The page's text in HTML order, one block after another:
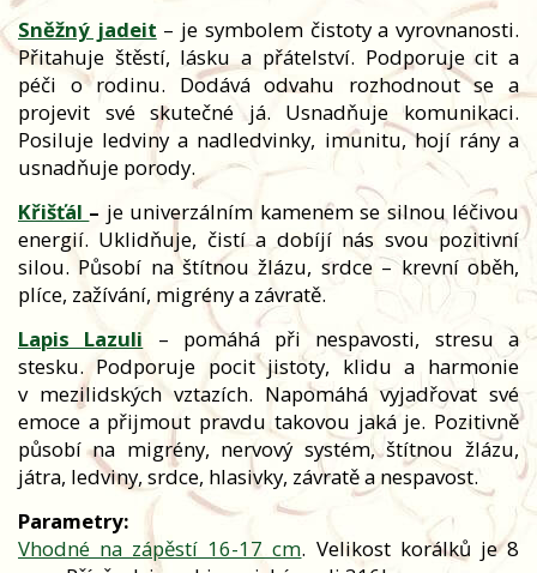
Sněžný jadeit – je symbolem čistoty a vyrovnanosti.
Přitahuje štěstí, lásku a přátelství. Podporuje cit a
péči o rodinu. Dodává odvahu rozhodnout se a
projevit své skutečné já. Usnadňuje komunikaci.
Posiluje ledviny a nadledvinky, imunitu, hojí rány a
usnadňuje porody.
Křišťál – je univerzálním kamenem se silnou léčivou
energií. Uklidňuje, čistí a dobíjí nás svou pozitivní
silou. Působí na štítnou žlázu, srdce – krevní oběh,
plíce, zažívání, migrény a závratě.
Lapis Lazuli – pomáhá při nespavosti, stresu a
stesku. Podporuje pocit jistoty, klidu a harmonie
v mezilidských vztazích. Napomáhá vyjadřovat své
emoce a přijmout pravdu takovou jaká je. Pozitivně
působí na migrény, nervový systém, štítnou žlázu,
játra, ledviny, srdce, hlasivky, závratě a nespavost.
Parametry:
Vhodné na zápěstí 16-17 cm. Velikost korálků je 8